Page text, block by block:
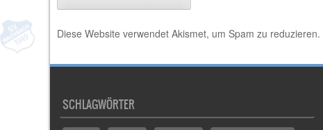
Diese Website verwendet Akismet, um Spam zu reduzieren.
SCHLAGWÖRTER